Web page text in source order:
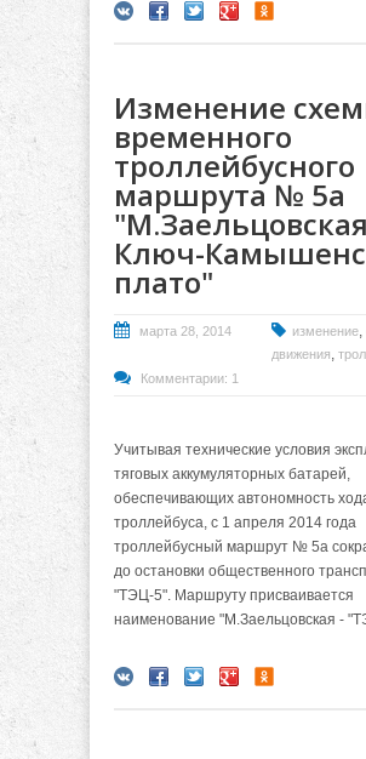
Изменение
временного
троллейбусного
маршрута № 5а
Ключ-
плато"
марта 28, 2014 изменение
движения
Комментарии: 1
Учитывая технические условия
тяговых аккумуляторных батарей,
обеспечивающих автономность
троллейбуса, с 1 апреля 2014 года
троллейбусный маршрут № 5а
до остановки общественного
"ТЭЦ-5". Маршруту присваивается
наименование "М.Заельцовская -